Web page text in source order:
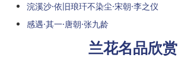
浣溪沙·依旧琅玕不染尘·宋朝·李之仪
感遇·其一·唐朝·张九龄
兰花名品欣赏